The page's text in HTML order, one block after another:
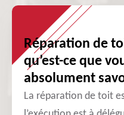
Réparation de
qu’est-ce que
absolument
La réparation de toit